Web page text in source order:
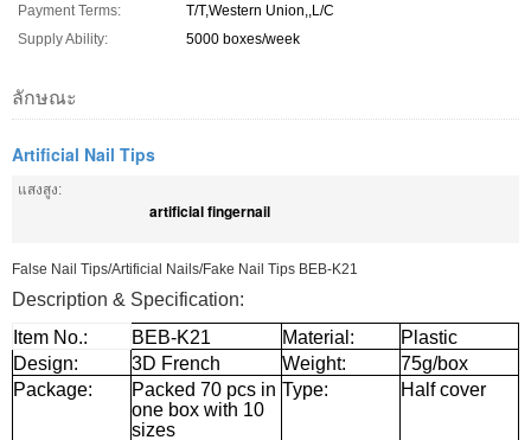
Payment Terms:
T/T,Western Union,,L/C
Supply Ability:
5000 boxes/week
ลักษณะ
Artificial Nail Tips
แสงสูง:
artificial fingernail
False Nail Tips/Artificial Nails/Fake Nail Tips BEB-K21
Description & Specification:
Item No.:
BEB-K21 Material:
Plastic
Design:
3D French Weight:
75g/box
Package:
Packed 70 pcs in
one box with 10
sizes
Type: Half cover